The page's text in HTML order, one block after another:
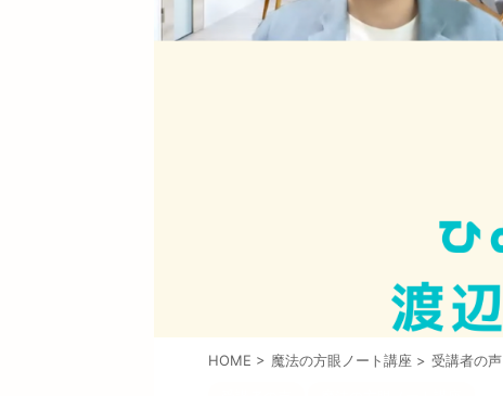
HOME > 魔法の方眼ノート講座 > 受講者の声